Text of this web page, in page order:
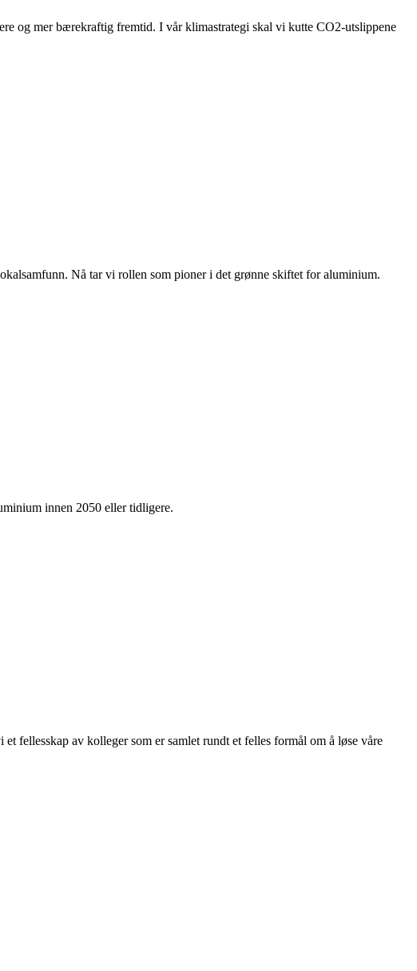
og mer bærekraftig fremtid. I vår klimastrategi skal vi kutte CO2-utslippene
Nå tar vi rollen som pioner i det grønne skiftet for aluminium.
innen 2050 eller tidligere.
fellesskap av kolleger som er samlet rundt et felles formål om å løse våre